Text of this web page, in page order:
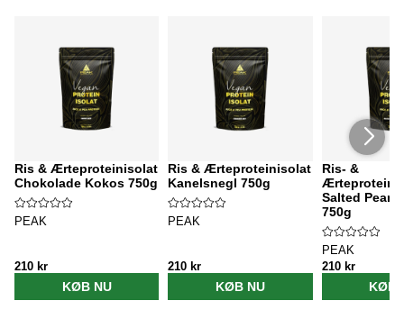
Ris & Ærteproteinisolat
Chokolade Kokos 750g
PEAK
210 kr
KØB NU
Ris & Ærteproteinisolat
Kanelsnegl 750g
PEAK
210 kr
KØB NU
Ris- &
Salted
750g
PEAK
210 kr
KØB